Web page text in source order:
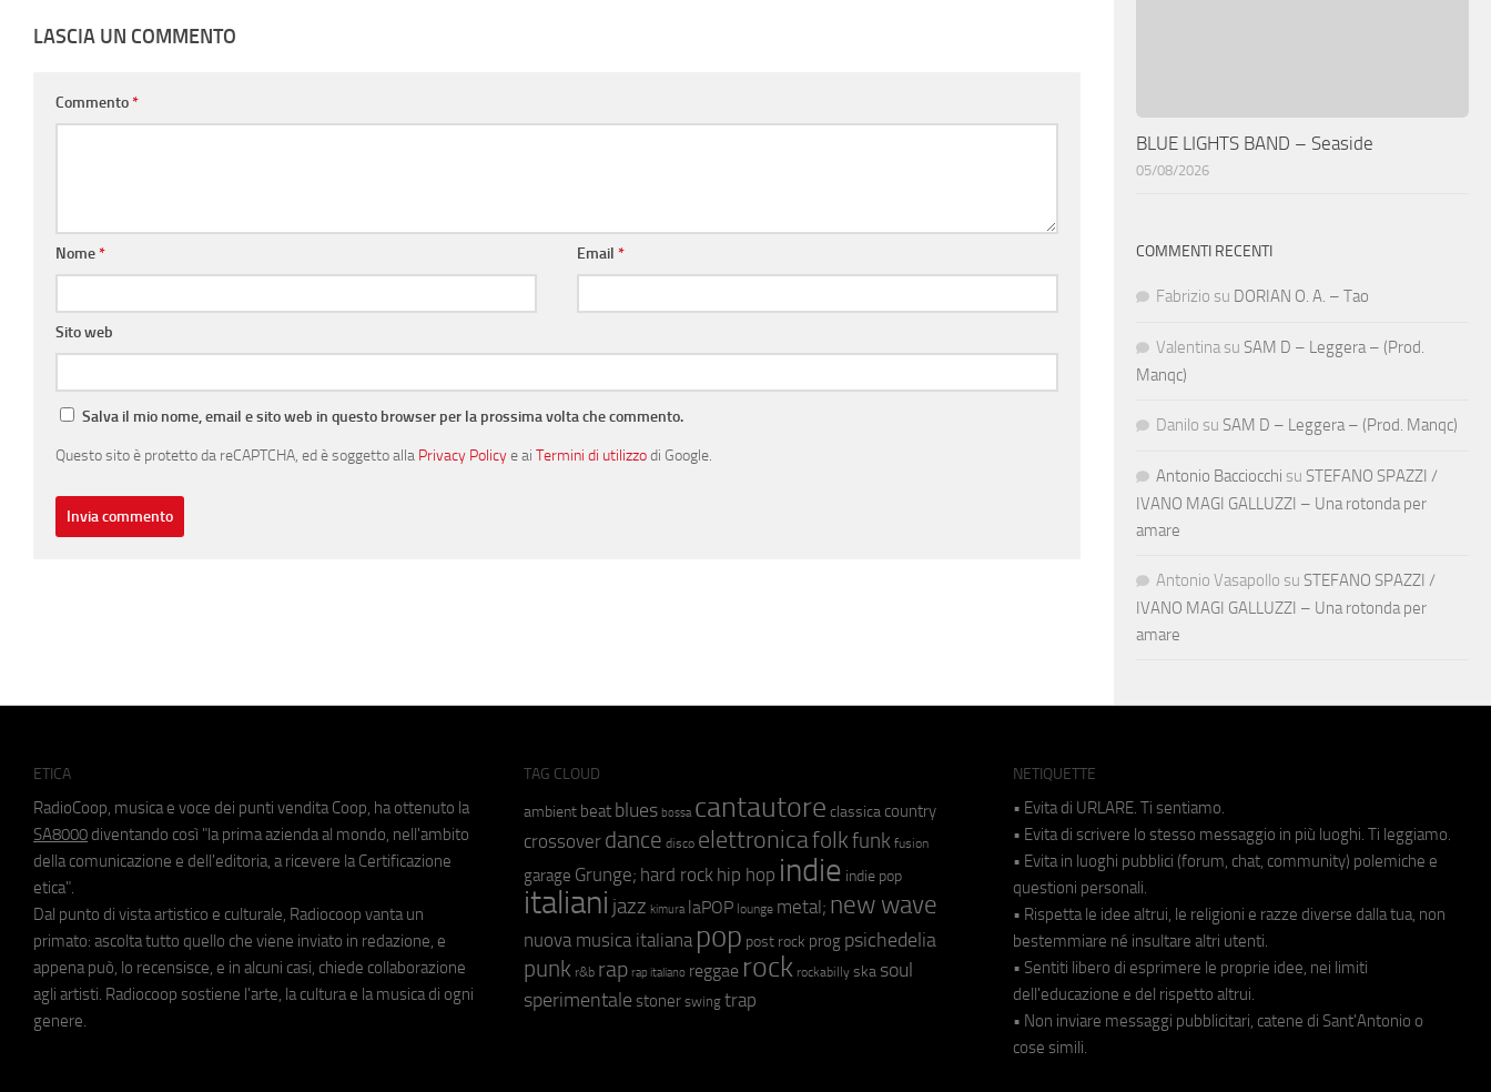
LASCIA UN COMMENTO
Commento*
Nome* Email*
Sito web
Salva il mio nome, email e sito web in questo browser per la prossima volta che commento.
Questo sito è protetto da reCAPTCHA, ed è soggetto alla Privacy Policye ai Termini di utilizzodi Google.
BLUE LIGHTS BAND – Seaside
05/08/2026
COMMENTI RECENTI
Fabrizio su DORIAN O. A. – Tao
Valentina su SAM D – Leggera – (Prod.
Manqc)
Danilo su SAM D – Leggera – (Prod. Manqc)
Antonio Bacciocchi su STEFANO SPAZZI /
IVANO MAGI GALLUZZI – Una rotonda per
amare
Antonio Vasapollo su STEFANO SPAZZI /
IVANO MAGI GALLUZZI – Una rotonda per
amare
ETICA
RadioCoop, musica e voce dei punti vendita Coop, ha ottenuto la
SA8000 diventando così "la prima azienda al mondo, nell'ambito
della comunicazione e dell'editoria, a ricevere la Certificazione
etica".
Dal punto di vista artistico e culturale, Radiocoop vanta un
primato: ascolta tutto quello che viene inviato in redazione, e
appena può, lo recensisce, e in alcuni casi, chiede collaborazione
agli artisti. Radiocoop sostiene l'arte, la cultura e la musica di ogni
genere.
TAG CLOUD
ambient beat blues bossa cantautore classica country
crossover dance disco elettronicafolkfunk fusion
garage Grunge; hard rock hip hop indie indie pop
italiani jazz kimura laPOP lounge metal; new wave
nuova musica italiana pop post rock prog psichedelia
punk r&b rap rap italiano reggae rock rockabilly ska soul
sperimentale stoner swing trap
NETIQUETTE
• Evita di URLARE. Ti sentiamo.
• Evita di scrivere lo stesso messaggio in più luoghi. Ti leggiamo.
• Evita in luoghi pubblici (forum, chat, community) polemiche e
questioni personali.
• Rispetta le idee altrui, le religioni e razze diverse dalla tua, non
bestemmiare né insultare altri utenti.
• Sentiti libero di esprimere le proprie idee, nei limiti
dell'educazione e del rispetto altrui.
• Non inviare messaggi pubblicitari, catene di Sant'Antonio o
cose simili.